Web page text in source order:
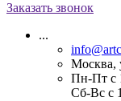
Заказать звонок
...
Москва,
Пн-Пт с
Сб-Вс с